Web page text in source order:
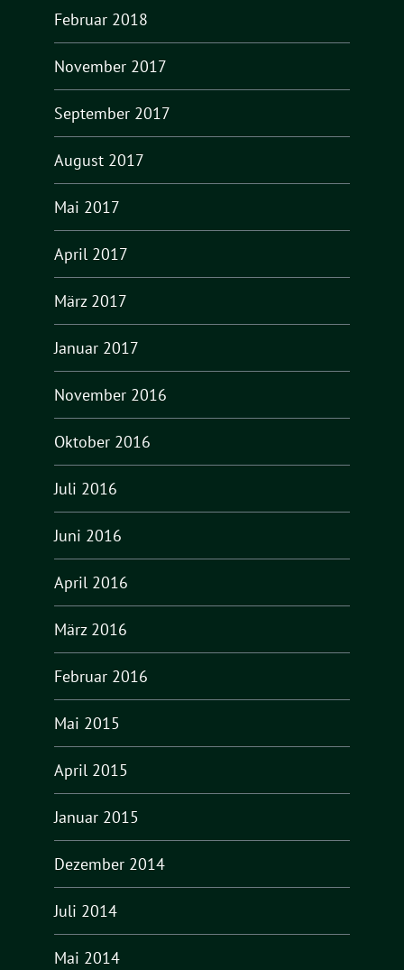
Februar 2018
November 2017
September 2017
August 2017
Mai 2017
April 2017
März 2017
Januar 2017
November 2016
Oktober 2016
Juli 2016
Juni 2016
April 2016
März 2016
Februar 2016
Mai 2015
April 2015
Januar 2015
Dezember 2014
Juli 2014
Mai 2014